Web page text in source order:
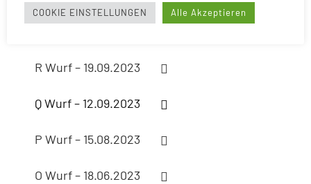
R Wurf – 19.09.2023
Q Wurf – 12.09.2023
P Wurf – 15.08.2023
O Wurf – 18.06.2023
COOKIE EINSTELLUNGEN Alle Akzeptieren